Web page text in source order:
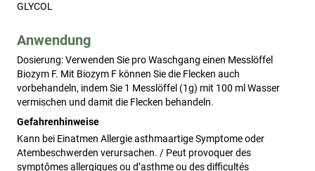
GLYCOL
Anwendung
Dosierung: Verwenden Sie pro Waschgang einen Messlöffel
Biozym F. Mit Biozym F können Sie die Flecken auch
vorbehandeln, indem Sie 1 Messlöffel (1g) mit 100 ml Wasser
vermischen und damit die Flecken behandeln.
Gefahrenhinweise
Kann bei Einatmen Allergie asthmaartige Symptome oder
Atembeschwerden verursachen. / Peut provoquer des
symptômes allergiques ou d’asthme ou des difficultés